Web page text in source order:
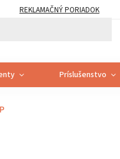
REKLAMAČNÝ PORIADOK
Príslušenstvo